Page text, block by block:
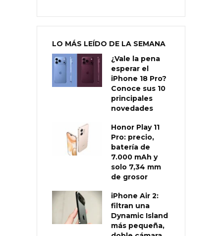
LO MÁS LEÍDO DE LA SEMANA
¿Vale la pena
esperar el
iPhone 18 Pro?
Conoce sus 10
principales
novedades
Honor Play 11
Pro: precio,
batería de
7.000 mAh y
solo 7,34 mm
de grosor
iPhone Air 2:
filtran una
Dynamic Island
más pequeña,